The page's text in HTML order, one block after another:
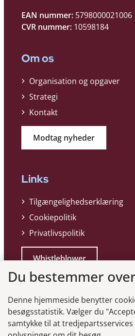
EAN nummer: 5798000021006
CVR nummer: 10598184
Om os
Organisation og opgaver
Strategi
Kontakt
Modtag nyheder
Links
Tilgængelighedserklæring
Cookiepolitik
Privatlivspolitik
Whistleblower
Du bestemmer
Denne hjemmeside benytter
besøgsstatistik. Vælger du
samtykke til at